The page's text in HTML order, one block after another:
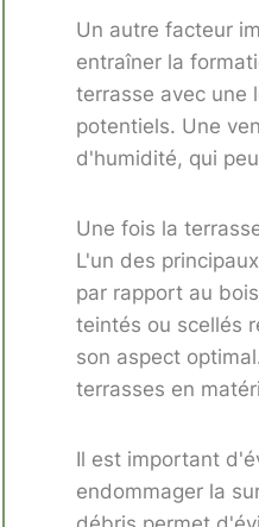
Un autre facteur
entraîner la
terrasse avec une
potentiels. Une
d'humidité, qui
Une fois la
L'un des
par rapport au
teintés ou scellés
son aspect
terrasses en
Il est important
endommager la